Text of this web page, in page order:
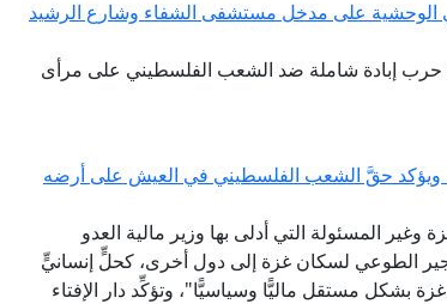
الوحشية على مدخل مستشفى الشفاء وشارع الرشيد
حرب إبادة شاملة ضد الشعب الفلسطيني على مرأى
ويؤكد حقَّ الشعب الفلسطيني في العيش على أرضه
وغير المسئولة التي أدلى بها وزير مالية العدو
الطوعي لسكان غزة إلى دول أخرى، كحلٍّ إنسانيٍّ
بشكل مستقل ماليًّا وسياسيًّا"، وتؤكِّد دار الإفتاء